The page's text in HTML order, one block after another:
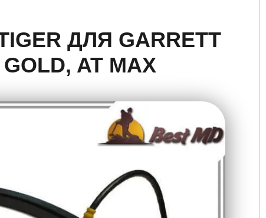
ДЛЯ GARRETT
AT MAX